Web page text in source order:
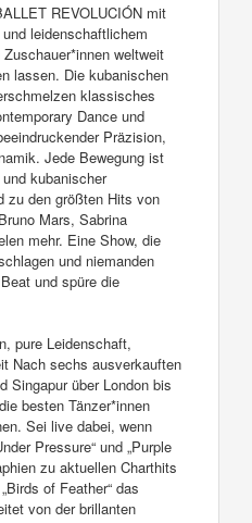
REVOLUCIÓN mit
leidenschaftlichem
weltweit
lassen. Die kubanischen
klassisches
Dance und
Präzision,
Jede Bewegung ist
kubanischer
zu den größten Hits von
Mars, Sabrina
mehr. Eine Show, die
und niemanden
und spüre die
pure Leidenschaft,
Nach sechs ausverkauften
Singapur über London bis
besten Tänzer*innen
Sei live dabei, wenn
Pressure“ und „Purple
zu aktuellen Charthits
of Feather“ das
von der brillanten